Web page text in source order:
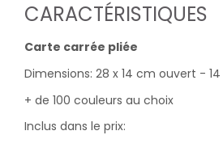
CARACTÉRISTIQUES
Carte carrée pliée
Dimensions: 28 x 14 cm ouvert -
+ de 100 couleurs au choix
Inclus dans le prix: